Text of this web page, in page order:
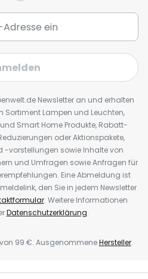
Newsletter an und erhalten
Sortiment Lampen und Leuchten,
Smart Home Produkte, Rabatt-
oder Aktionspakete,
-vorstellungen sowie Inhalte von
und Umfragen sowie Anfragen für
Eine Abmeldung ist
den Sie in jedem Newsletter
. Weitere Informationen
Datenschutzerklärung.
99 €. AusgenommeneHersteller.